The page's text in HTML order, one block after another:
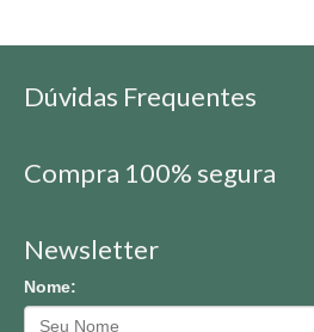
Dúvidas Frequentes
Compra 100% segura
Newsletter
Nome: